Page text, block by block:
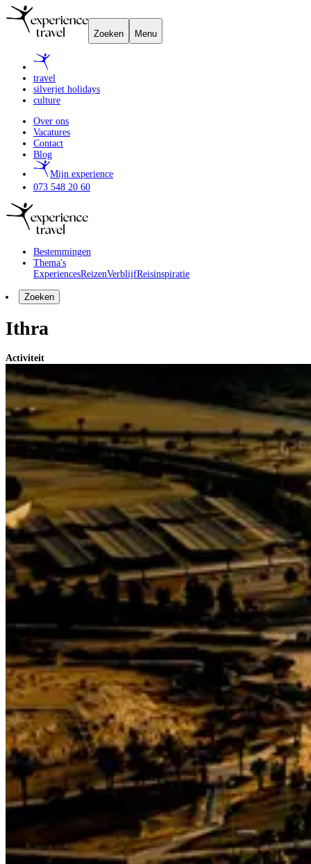
Zoeken Menu
travel
silverjet holidays
culture
Over ons
Vacatures
Contact
Blog
Mijn experience
073 548 20 60
Bestemmingen
Thema's
ExperiencesReizenVerblijfReisinspiratie
Zoeken
Ithra
Activiteit